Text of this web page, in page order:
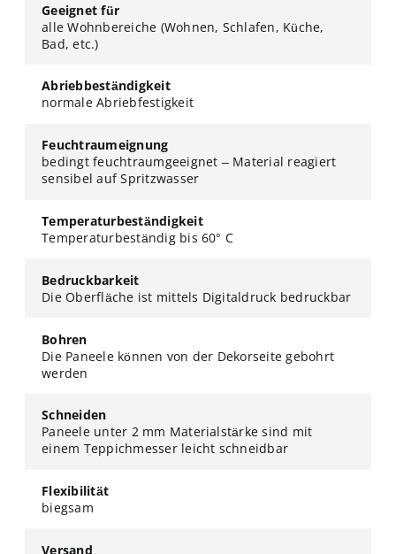
Geeignet für
alle Wohnbereiche (Wohnen, Schlafen, Küche,
Bad, etc.)
Abriebbeständigkeit
normale Abriebfestigkeit
Feuchtraumeignung
bedingt feuchtraumgeeignet – Material reagiert
sensibel auf Spritzwasser
Temperaturbeständigkeit
Temperaturbeständig bis 60° C
Bedruckbarkeit
Die Oberfläche ist mittels Digitaldruck bedruckbar
Bohren
Die Paneele können von der Dekorseite gebohrt
werden
Schneiden
Paneele unter 2 mm Materialstärke sind mit
einem Teppichmesser leicht schneidbar
Flexibilität
biegsam
Versand